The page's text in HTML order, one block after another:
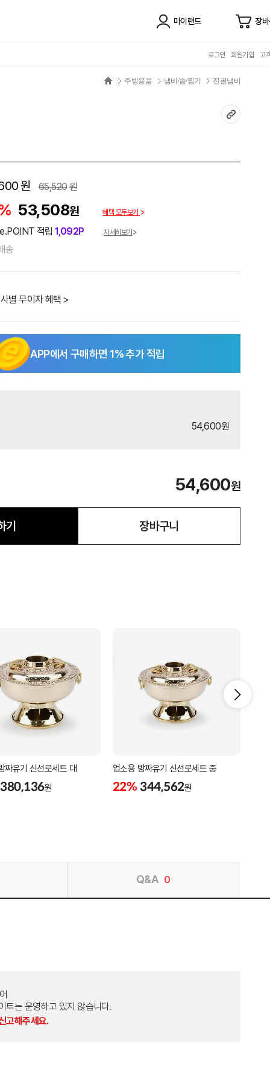
마이랜드 장
로그인 회원가입 고
주방용품 냄비/솥/찜기 전골냄비
원 65,520원
53,508원 혜택 모두보기
적립1,092P 자세히보기
송
별 무이자 혜택 >
APP에서 구매하면 1% 추가 적립
54,600원
54,600원
기 장바구니
짜유기 신선로세트 대
380,136원
업소용 방짜유기 신선로세트 중
22% 344,562원
Q&A 0
는 운영하고 있지 않습니다.
고해주세요.